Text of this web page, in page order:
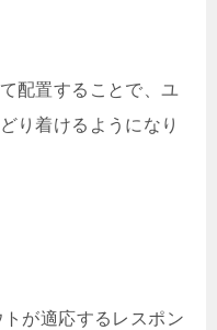
配置することで、ユ
り着けるようになり
が適応するレスポン